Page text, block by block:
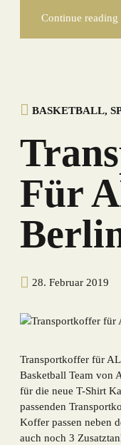
Continue reading
BASKETBALL,
Für
28. Februar 2019
Transportkoffer für
Basketball Team von
für die neue T-Shirt
passenden
Koffer passen neben
auch noch 3